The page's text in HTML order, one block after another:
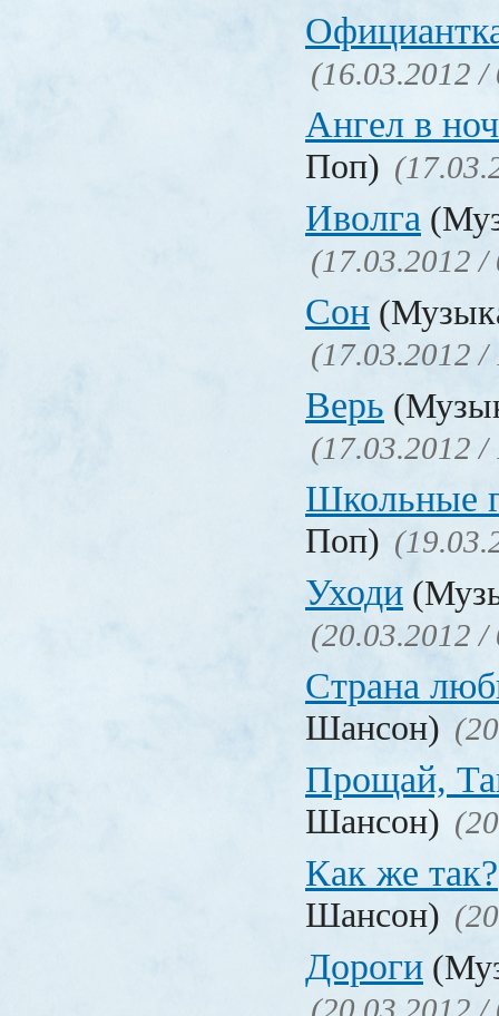
(16.03.2012 /
Ангел в
Поп)
Иволга
(17.03.2012 /
Сон
(17.03.2012 /
Верь
(17.03.2012 /
Школьные
Поп)
Уходи
(20.03.2012 /
Страна
Шансон)
Прощай,
Шансон)
Как же так?
Шансон)
Дороги